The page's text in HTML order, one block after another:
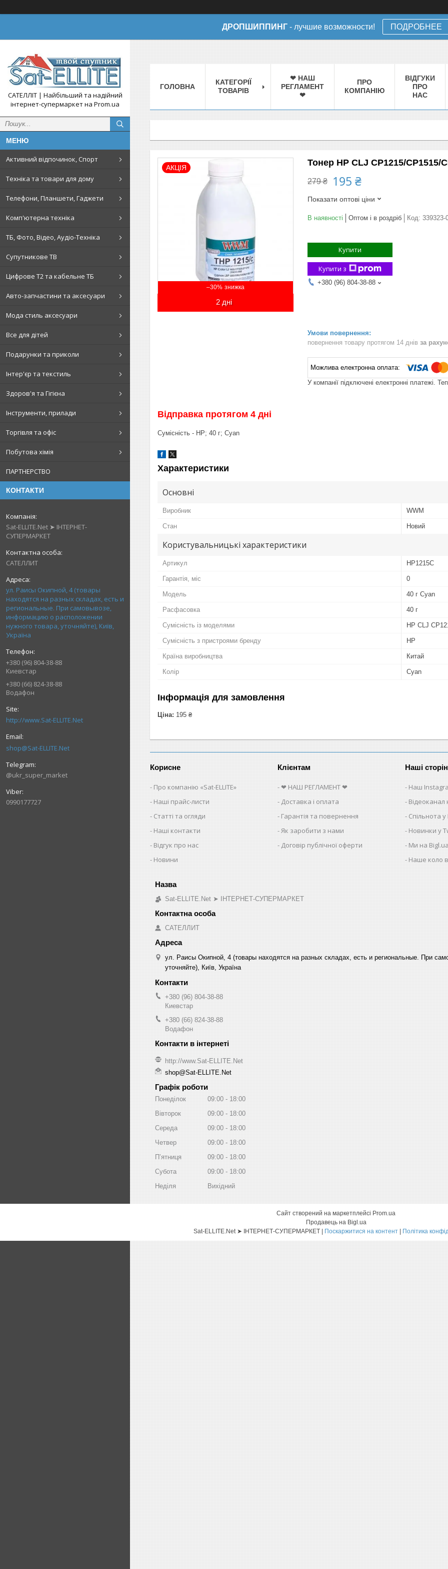
ДРОПШИППИНГ - лучшие возможности! ПОДРОБНЕЕ
САТЕЛЛІТ | Найбільший та надійний
інтернет-супермаркет на Prom.ua
Активний відпочинок, Спорт
Техніка та товари для дому
Телефони, Планшети, Гаджети
Комп'ютерна техніка
ТБ, Фото, Відео, Аудіо-Техніка
Супутникове ТВ
Цифрове Т2 та кабельне ТБ
Авто-запчастини та аксесуари
Мода стиль аксесуари
Все для дітей
Подарунки та приколи
Інтер'єр та текстиль
Здоров'я та Гігієна
Інструменти, прилади
Торгівля та офіс
Побутова хімія
ПАРТНЕРСТВО
КОНТАКТИ
Sat-ELLITE.Net ➤ ІНТЕРНЕТ-
СУПЕРМАРКЕТ
САТЕЛЛИТ
ул. Раисы Окипной, 4 (товары
находятся на разных складах, есть и
региональные. При самовывозе,
информацию о расположении
нужного товара, уточняйте), Київ,
Україна
+380 (96) 804-38-88
Киевстар
+380 (66) 824-38-88
Водафон
http://www.Sat-ELLITE.Net
shop@Sat-ELLITE.Net
@ukr_super_market
0990177727
ГОЛОВНА
КАТЕГОРІЇ
ТОВАРІВ
❤ НАШ
РЕГЛАМЕНТ
❤
ПРО
КОМПАНІЮ
ВІДГУКИ
ПРО
НАС
–30%
АКЦІЯ
2 дні
Тонер HP CLJ CP1215/CP1515/
279 ₴ 195 ₴
Показати оптові ціни
В наявності Оптом і в роздріб Код: 339323-
Купити
Купити з
+380 (96) 804-38-88
повернення товару протягом 14 днів за
У компанії підключені електронні платежі.
Відправка протягом 4 дні
Сумісність - HP; 40 г; Cyan
Характеристики
Основні
Виробник WWM
Стан Новий
Користувальницькі характеристики
Артикул HP1215C
Гарантія, міс 0
Мoдель 40 г Cyan
Расфасовка 40 г
Сумісність із моделями HP CLJ
Сумісність з пристроями бренду HP
Країна виробництва Китай
Колір Cyan
Інформація для замовлення
Ціна: 195 ₴
Корисне
Про компанію «Sat-ELLITE»
Наші прайс-листи
Статті та огляди
Наші контакти
Відгук про нас
Новини
Клієнтам
❤ НАШ РЕГЛАМЕНТ ❤
Доставка і оплата
Гарантія та повернення
Як заробити з нами
Договір публічної оферти
Наші
Наш
Спільнота
Новинки у
Ми на Bigl.ua
Наше коло
Sat-ELLITE.Net ➤ ІНТЕРНЕТ-СУПЕРМАРКЕТ
САТЕЛЛИТ
ул. Раисы Окипной, 4 (товары находятся на разных складах, есть и региональные. При
уточняйте), Київ, Україна
+380 (96) 804-38-88
Киевстар
+380 (66) 824-38-88
Водафон
http://www.Sat-ELLITE.Net
shop@Sat-ELLITE.Net
Графік роботи
Понеділок 09:00
18:00
Вівторок
09:00
18:00
Середа
09:00
18:00
Четвер
09:00
18:00
Пʼятниця
09:00
18:00
Субота
09:00
18:00
Неділя
Вихідний
Сайт створений на маркетплейсі Prom.ua
Продавець на Bigl.ua
Sat-ELLITE.Net ➤ ІНТЕРНЕТ-СУПЕРМАРКЕТ | Поскаржитися на контент | Політика